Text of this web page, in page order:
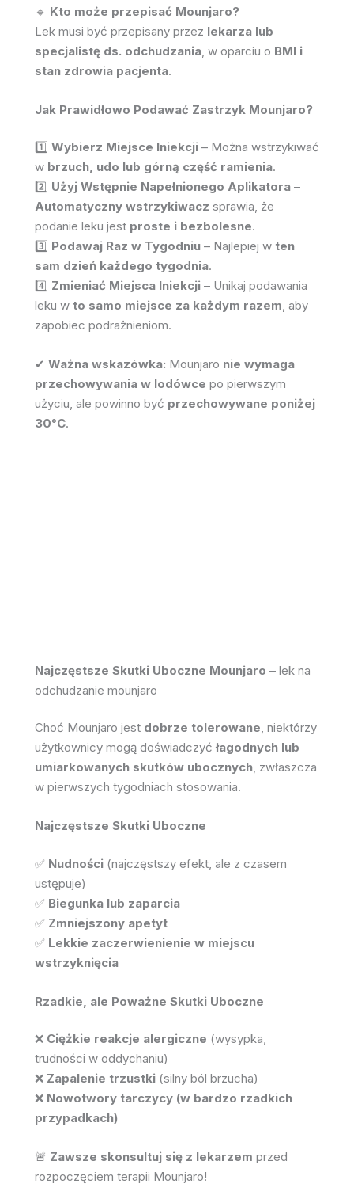
🔹 Kto może przepisać Mounjaro?
Lek musi być przepisany przez lekarza lub
specjalistę ds. odchudzania , w oparciu o BMI i
stan zdrowia pacjenta.
Jak Prawidłowo Podawać Zastrzyk Mounjaro?
1️⃣ Wybierz Miejsce Iniekcji – Można wstrzykiwać
w brzuch, udo lub górną część ramienia.
2️⃣ Użyj Wstępnie Napełnionego Aplikatora –
Automatyczny wstrzykiwacz sprawia, że
podanie leku jest proste i bezbolesne.
3️⃣ Podawaj Raz w Tygodniu – Najlepiej w ten
sam dzień każdego tygodnia.
4️⃣ Zmieniać Miejsca Iniekcji – Unikaj podawania
leku w to samo miejsce za każdym razem, aby
zapobiec podrażnieniom.
✔ Ważna wskazówka: Mounjaro nie wymaga
przechowywania w lodówce po pierwszym
użyciu, ale powinno być przechowywane poniżej
30°C.
✅Nudności (najczęstszy efekt, ale z czasem
✅Biegunka lub zaparcia
✅Zmniejszony apetyt
✅Lekkie zaczerwienienie w miejscu
wstrzyknięcia
Rzadkie, ale Poważne Skutki Uboczne
❌ Ciężkie reakcje alergiczne(wysypka,
trudności w oddychaniu)
❌ Zapalenie trzustki(silny ból brzucha)
❌ Nowotwory tarczycy (w bardzo rzadkich
przypadkach)
rozpoczęciem terapii Mounjaro!
Najczęściej Wyszukiwane Pytania (FAQs) o
Mounjaro
1️⃣ Czy Mounjaro jest zatwierdzone przez FDA
W listopadzie 2023 roku Mounjaro
tirzepatide ) zostało zatwierdzone do